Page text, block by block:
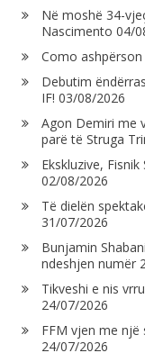
Në moshë 34-
Nascimento 04/
Como
Debutim
IF! 03/08/2026
Agon Demiri me
parë të Struga
Ekskluzive,
02/08/2026
Të dielën
31/07/2026
Bunjamin
ndeshjen numër
Tikveshi e nis
24/07/2026
FFM vjen me një
24/07/2026